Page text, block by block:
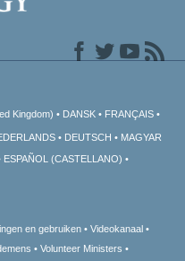
Kingdom) DANSK FRANÇAIS
DEUTSCH
MAGYAR
ESPAÑOL (CASTELLANO)
en gebruiken
Videokanaal
Volunteer Ministers